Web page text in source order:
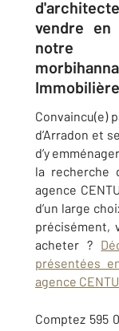
vendre en
notre
Convaincu(e)
d’Arradon et
d’y
la recherche
agence
d’un large
précisément,
acheter ?
présentées
agence
Comptez 595